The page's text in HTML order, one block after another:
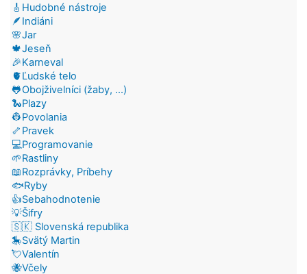
🎸Hudobné nástroje
🪶Indiáni
🌸Jar
🍁Jeseň
🎉Karneval
🫀Ľudské telo
🐸Obojživelníci (žaby, ...)
🐍Plazy
👷Povolania
🦴Pravek
💻Programovanie
🌱Rastliny
📖Rozprávky, Príbehy
🐟Ryby
👍Sebahodnotenie
💡Šifry
🇸🇰 Slovenská republika
🎠Svätý Martin
💘Valentín
🐝Včely